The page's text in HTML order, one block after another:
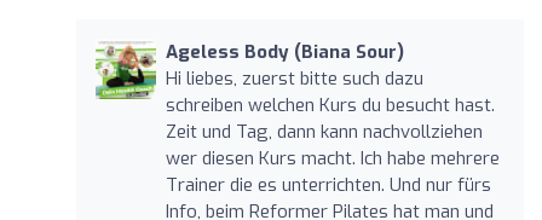
Ageless Body (Biana Sour)
Hi liebes, zuerst bitte such dazu
schreiben welchen Kurs du besucht hast.
Zeit und Tag, dann kann nachvollziehen
wer diesen Kurs macht. Ich habe mehrere
Trainer die es unterrichten. Und nur fürs
Info, beim Reformer Pilates hat man und